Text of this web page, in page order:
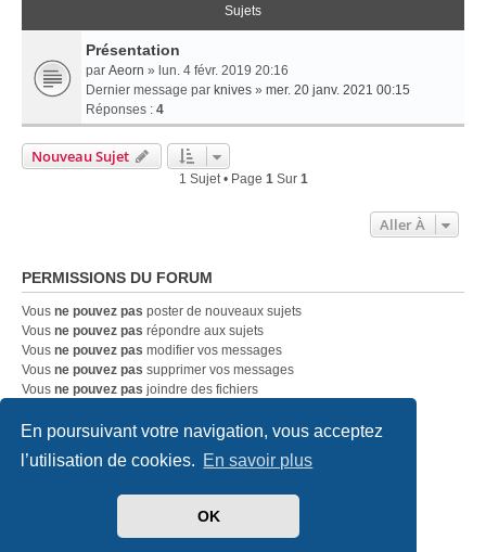
En poursuivant votre navigation, vous acceptez
l’utilisation de cookies. En savoir plus
OK
Sujets
Présentation
par Aeorn » lun. 4 févr. 2019 20:16
Dernier message par knives » mer. 20 janv. 2021 00:15
Réponses : 4
Nouveau Sujet
1 Sujet • Page 1Sur 1
Aller À
PERMISSIONS DU FORUM
Vous ne pouvez pas poster de nouveaux sujets
Vous ne pouvez pas répondre aux sujets
Vous ne pouvez pas modifier vos messages
Vous ne pouvez pas supprimer vos messages
Vous ne pouvez pas joindre des fichiers
Accueil Index du forum Nous contacter
phpBB® Forum Software © phpBB Limited
created by INVENTEA & v12mike